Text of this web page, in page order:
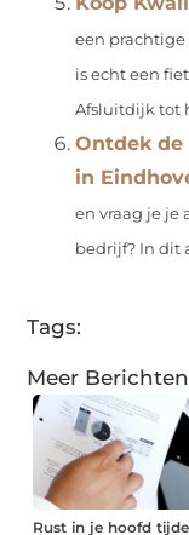
een
is echt een
Afsluitdijk tot
Ontdek de
in
en vraag je je
bedrijf? In dit
Tags:
Meer Berichten
Rust in je hoofd